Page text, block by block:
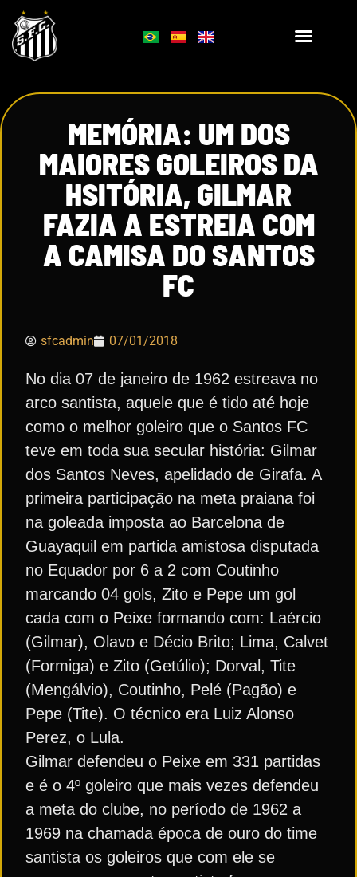
MEMÓRIA: UM DOS
MAIORES GOLEIROS DA
HSITÓRIA, GILMAR
FAZIA A ESTREIA COM
A CAMISA DO SANTOS
FC
sfcadmin 07/01/2018
No dia 07 de janeiro de 1962 estreava no
arco santista, aquele que é tido até hoje
como o melhor goleiro que o Santos FC
teve em toda sua secular história: Gilmar
dos Santos Neves, apelidado de Girafa. A
primeira participação na meta praiana foi
na goleada imposta ao Barcelona de
Guayaquil em partida amistosa disputada
no Equador por 6 a 2 com Coutinho
marcando 04 gols, Zito e Pepe um gol
cada com o Peixe formando com: Laércio
(Gilmar), Olavo e Décio Brito; Lima, Calvet
(Formiga) e Zito (Getúlio); Dorval, Tite
(Mengálvio), Coutinho, Pelé (Pagão) e
Pepe (Tite). O técnico era Luiz Alonso
Perez, o Lula.
Gilmar defendeu o Peixe em 331 partidas
e é o 4º goleiro que mais vezes defendeu
a meta do clube, no período de 1962 a
1969 na chamada época de ouro do time
santista os goleiros que com ele se